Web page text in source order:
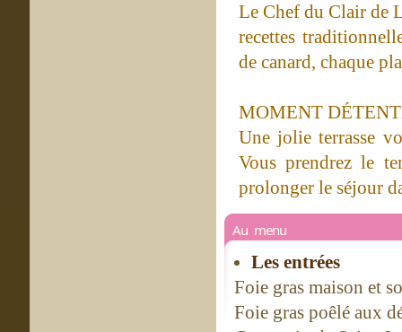
Le Chef du Clair de
recettes
de canard, chaque
MOMENT
Une jolie terrasse
Vous prendrez le
prolonger le séjour
Au menu
Les entrées
Foie gras maison et
Foie gras poêlé aux